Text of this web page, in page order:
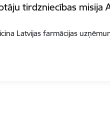
tirdzniecības misija
Latvijas farmācijas